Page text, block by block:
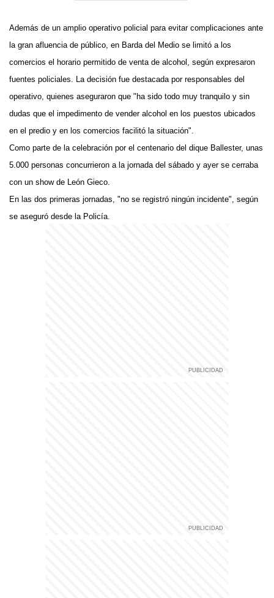
Además de un amplio operativo policial para evitar complicaciones ante
la gran afluencia de público, en Barda del Medio se limitó a los
comercios el horario permitido de venta de alcohol, según expresaron
fuentes policiales. La decisión fue destacada por responsables del
operativo, quienes aseguraron que "ha sido todo muy tranquilo y sin
dudas que el impedimento de vender alcohol en los puestos ubicados
en el predio y en los comercios facilitó la situación".
Como parte de la celebración por el centenario del dique Ballester, unas
5.000 personas concurrieron a la jornada del sábado y ayer se cerraba
con un show de León Gieco.
En las dos primeras jornadas, "no se registró ningún incidente", según
se aseguró desde la Policía.